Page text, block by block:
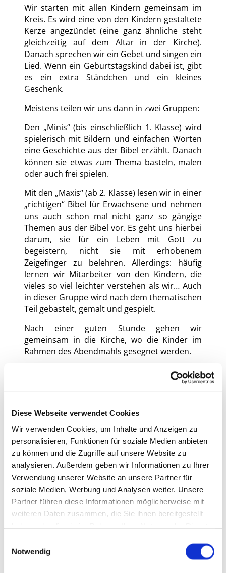
Diese Webseite verwendet Cookies
Wir verwenden Cookies, um Inhalte und Anzeigen zu
personalisieren, Funktionen für soziale Medien anbieten
zu können und die Zugriffe auf unsere Website zu
analysieren. Außerdem geben wir Informationen zu Ihrer
Verwendung unserer Website an unsere Partner für
soziale Medien, Werbung und Analysen weiter. Unsere
Partner führen diese Informationen möglicherweise mit
weiteren Daten zusammen, die Sie ihnen bereitgestellt
Notwendig
Wir starten mit allen Kindern gemeinsam im
Kreis. Es wird eine von den Kindern gestaltete
Kerze angezündet (eine ganz ähnliche steht
gleichzeitig auf dem Altar in der Kirche).
Danach sprechen wir ein Gebet und singen ein
Lied. Wenn ein Geburtstagskind dabei ist, gibt
es ein extra Ständchen und ein kleines
Geschenk.
Meistens teilen wir uns dann in zwei Gruppen:
Den „Minis“ (bis einschließlich 1. Klasse) wird
spielerisch mit Bildern und einfachen Worten
eine Geschichte aus der Bibel erzählt. Danach
können sie etwas zum Thema basteln, malen
oder auch frei spielen.
Mit den „Maxis“ (ab 2. Klasse) lesen wir in einer
„richtigen“ Bibel für Erwachsene und nehmen
uns auch schon mal nicht ganz so gängige
Themen aus der Bibel vor. Es geht uns hierbei
darum, sie für ein Leben mit Gott zu
begeistern, nicht sie mit erhobenem
Zeigefinger zu belehren. Allerdings: häufig
lernen wir Mitarbeiter von den Kindern, die
vieles so viel leichter verstehen als wir… Auch
in dieser Gruppe wird nach dem thematischen
Teil gebastelt, gemalt und gespielt.
Nach einer guten Stunde gehen wir
gemeinsam in die Kirche, wo die Kinder im
Rahmen des Abendmahls gesegnet werden.
Neben diesem „normalen“ Ablauf gibt es noch
viele besondere Tage: „Spaß ohne Gruseln“
feiern wir zum Reformationstag, ein
Gründonnerstag, Ostereier suchen wir im
Gemeindegarten am Ostersonntag, im Advent
proben wir für das Krippenspiel an
Heiligabend, beim Weihnachtsmarkt gibt es
ein Kinderland und vieles mehr….
Wir laden Sie und vor allem Ihr(e) Kind(er)
herzlich zu uns ein und freuen uns auf ein
Kennenlernen!